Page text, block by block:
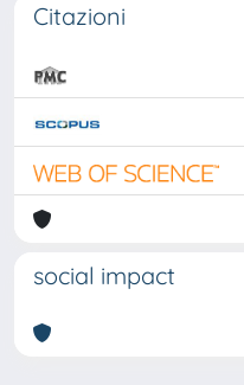
Citazioni
social impact